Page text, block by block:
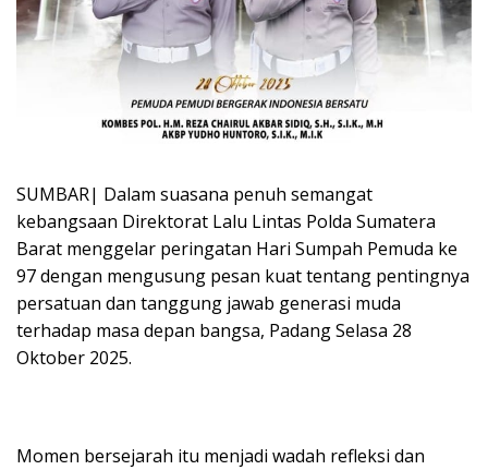
SUMBAR| Dalam suasana penuh semangat
kebangsaan Direktorat Lalu Lintas Polda Sumatera
Barat menggelar peringatan Hari Sumpah Pemuda ke
97 dengan mengusung pesan kuat tentang pentingnya
persatuan dan tanggung jawab generasi muda
terhadap masa depan bangsa, Padang Selasa 28
Oktober 2025.
Momen bersejarah itu menjadi wadah refleksi dan